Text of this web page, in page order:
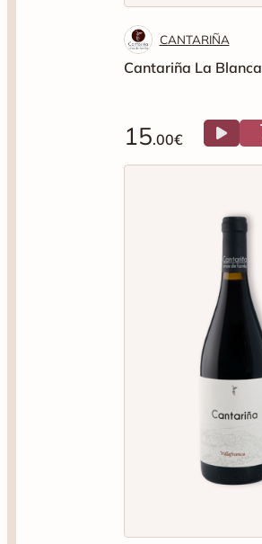
CANTARIÑA
Cantariña La Blanca
15.00€